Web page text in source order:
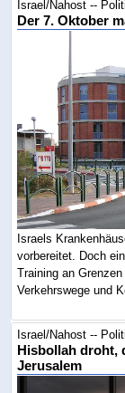
Israel/Nahost --
Der 7. Oktober
Israels
vorbereitet. Doch
Training an
Verkehrswege und
Israel/Nahost --
Hisbollah droht,
Jerusalem